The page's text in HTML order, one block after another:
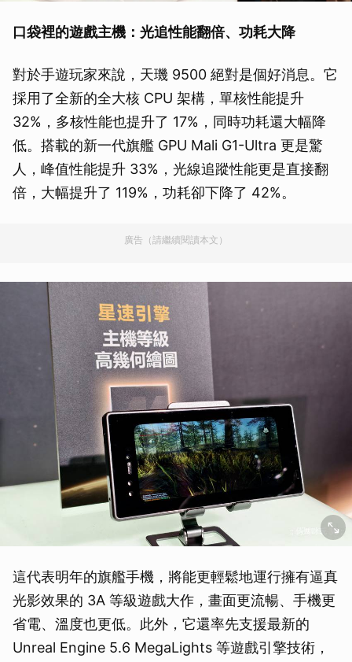
口袋裡的遊戲主機：光追性能翻倍、功耗大降
對於手遊玩家來說，天璣 9500 絕對是個好消息。它
採用了全新的全大核 CPU 架構，單核性能提升
32%，多核性能也提升了 17%，同時功耗還大幅降
低。搭載的新一代旗艦 GPU Mali G1-Ultra 更是驚
人，峰值性能提升 33%，光線追蹤性能更是直接翻
倍，大幅提升了 119%，功耗卻下降了 42%。
廣告（請繼續閱讀本文）
這代表明年的旗艦手機，將能更輕鬆地運行擁有逼真
光影效果的 3A 等級遊戲大作，畫面更流暢、手機更
省電、溫度也更低。此外，它還率先支援最新的
Unreal Engine 5.6 MegaLights 等遊戲引擎技術，